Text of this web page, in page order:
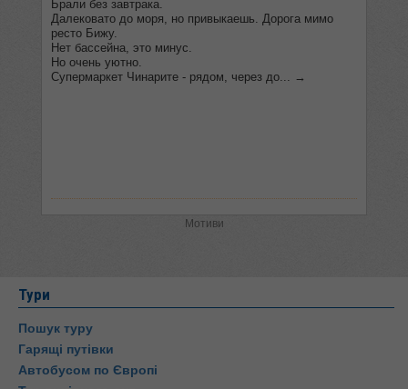
Мотиви
Тури
Пошук туру
Гарящі путівки
Автобусом по Європі